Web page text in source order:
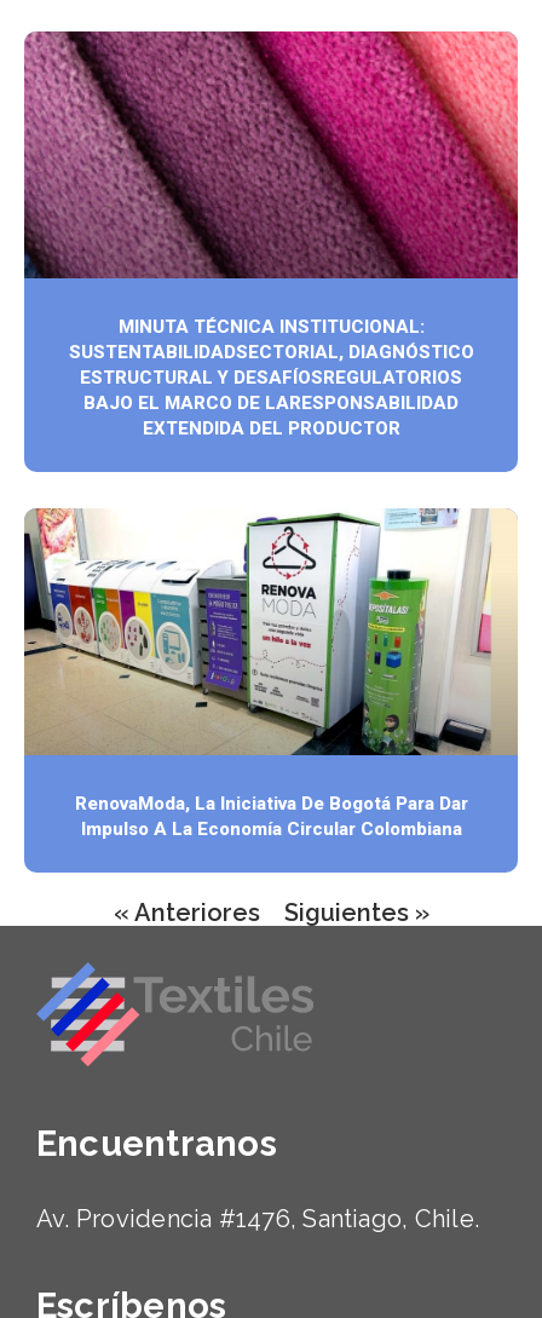
MINUTA TÉCNICA INSTITUCIONAL:
SUSTENTABILIDADSECTORIAL, DIAGNÓSTICO
ESTRUCTURAL Y DESAFÍOSREGULATORIOS
BAJO EL MARCO DE LARESPONSABILIDAD
EXTENDIDA DEL PRODUCTOR
RenovaModa, La Iniciativa De Bogotá Para Dar
Impulso A La Economía Circular Colombiana
« Anteriores Siguientes »
Encuentranos
Av. Providencia #1476, Santiago, Chile.
Escríbenos